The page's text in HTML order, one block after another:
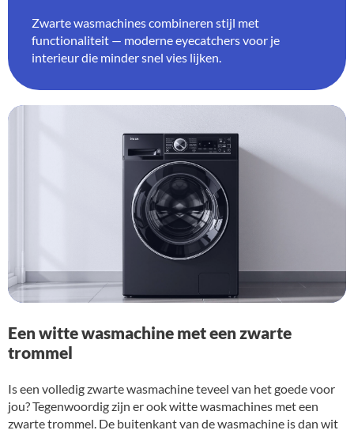
Zwarte wasmachines combineren stijl met
functionaliteit — moderne eyecatchers voor je
interieur die minder snel vies lijken.
Een witte wasmachine met een zwarte
trommel
Is een volledig zwarte wasmachine teveel van het goede voor
jou? Tegenwoordig zijn er ook witte wasmachines met een
zwarte trommel. De buitenkant van de wasmachine is dan wit